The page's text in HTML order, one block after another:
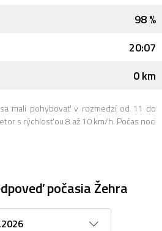
98 %
20:07
0 km
mali pohybovať v rozmedzí od 11 do
s rýchlosťou 8 až 10 km/h. Počas noci
počasia Žehra